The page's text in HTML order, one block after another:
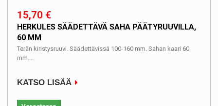
15,70 €
HERKULES SÄÄDETTÄVÄ SAHA PÄÄTYRUUVILLA,
60 MM
Terän kiristysruuvi. Säädettävissä 100-160 mm. Sahan kaari 60
mm....
KATSO LISÄÄ